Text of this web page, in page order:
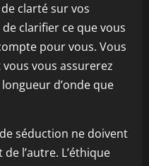
clarté sur vos
clarifier ce que vous
pour vous. Vous
vous assurerez
d’onde que
séduction ne doivent
l’autre. L’éthique